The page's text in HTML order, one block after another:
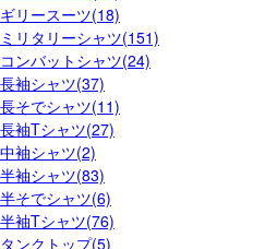
ギリースーツ(18)
ミリタリーシャツ(151)
コンバットシャツ(24)
長袖シャツ(37)
長そでシャツ(11)
長袖Tシャツ(27)
中袖シャツ(2)
半袖シャツ(83)
半そでシャツ(6)
半袖Tシャツ(76)
タンクトップ(5)